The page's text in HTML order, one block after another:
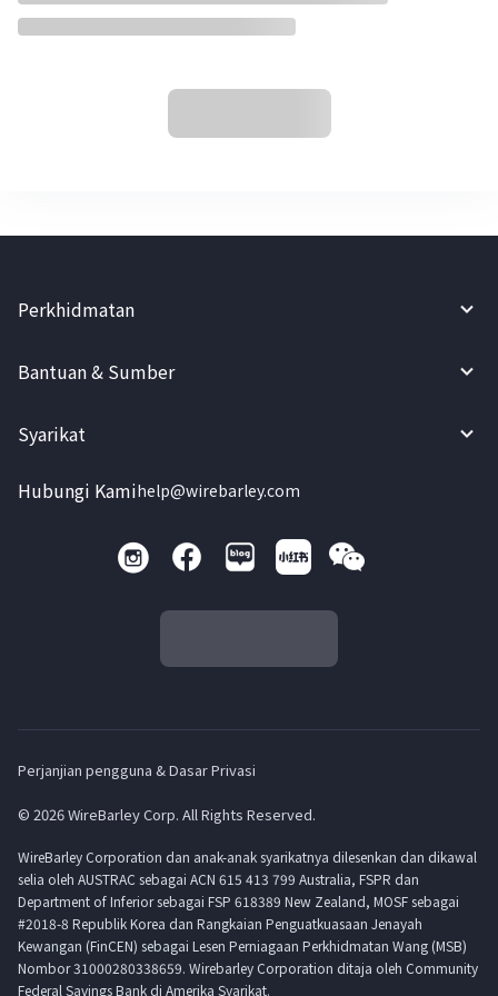
Perkhidmatan
Bantuan & Sumber
Syarikat
Hubungi Kamihelp@wirebarley.com
Perjanjian pengguna & Dasar Privasi
© 2026 WireBarley Corp. All Rights Reserved.
WireBarley Corporation dan anak-anak syarikatnya dilesenkan dan dikawal
selia oleh AUSTRAC sebagai ACN 615 413 799 Australia, FSPR dan
Department of Inferior sebagai FSP 618389 New Zealand, MOSF sebagai
#2018-8 Republik Korea dan Rangkaian Penguatkuasaan Jenayah
Kewangan (FinCEN) sebagai Lesen Perniagaan Perkhidmatan Wang (MSB)
Nombor 31000280338659. Wirebarley Corporation ditaja oleh Community
Federal Savings Bank di Amerika Syarikat.